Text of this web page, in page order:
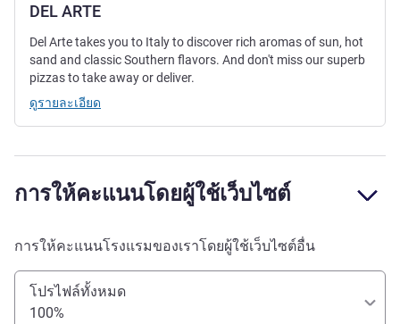
DEL ARTE
Del Arte takes you to Italy to discover rich aromas of sun, hot
sand and classic Southern flavors. And don't miss our superb
pizzas to take away or deliver.
ดูรายละเอียด
การให้คะแนนโดยผู้ใช้เว็บไซต์
การให้คะแนนโรงแรมของเราโดยผู้ใช้เว็บไซต์อื่น
โปรไฟล์ทั้งหมด
100%